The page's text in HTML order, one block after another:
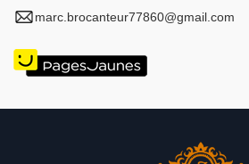
marc.brocanteur77860@gmail.com